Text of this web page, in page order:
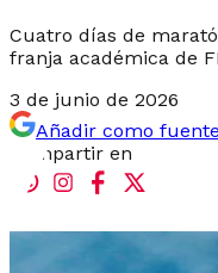
Cuatro días de
franja académica de
3 de junio de 2026
Añadir como
Compartir en